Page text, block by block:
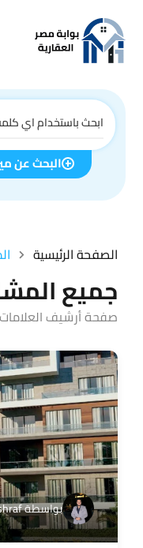
البحث عن
الصفحة الرئيسية
جميع
صفحة أرشيف العلامات
بواسطة